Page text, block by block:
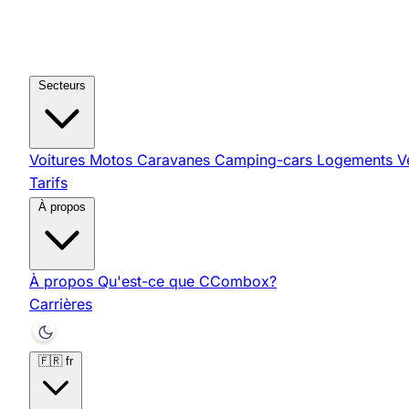
Voitures Motos Caravanes Camping-cars Logements
Tarifs
À propos Qu'est-ce que CCombox?
Carrières
🇫🇷 fr